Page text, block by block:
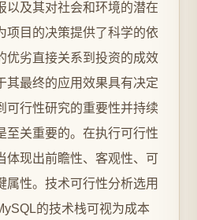
以及其对社会和环境的潜在
项目的决策提供了科学的依
优劣直接关系到投资的成效
其最终的应用效果具有决定
可行性研究的重要性并持续
至关重要的。在执行可行性
体现出前瞻性、客观性、可
属性。技术可行性分析选用
的技术栈可视为成本